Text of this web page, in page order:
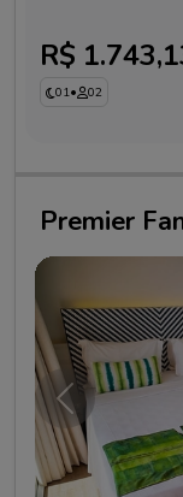
R$
01• 02
Premier
Anterior